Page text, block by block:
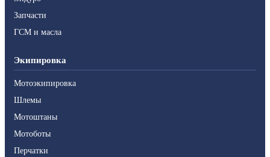
Запчасти
ГСМ и масла
Экипировка
Мотоэкипировка
Шлемы
Мотоштаны
Мотоботы
Перчатки